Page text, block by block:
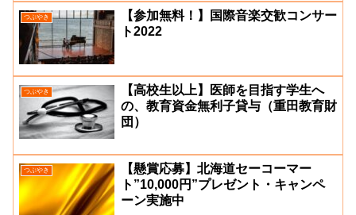
つぶやき
【参加無料！】国際音楽交歓コンサー
ト2022
つぶやき
【高校生以上】医師を目指す学生へ
の、教育資金無利子貸与（重田教育財
団）
つぶやき
【懸賞応募】北海道セーコーマー
ト”10,000円”プレゼント・キャンペ
ーン実施中